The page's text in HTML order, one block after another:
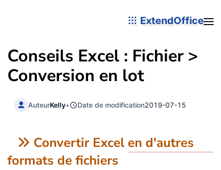
ExtendOffice
Conseils Excel : Fichier >
Conversion en lot
AuteurKelly• Date de modification2019-07-15
Convertir Excel en d'autres
formats de fichiers